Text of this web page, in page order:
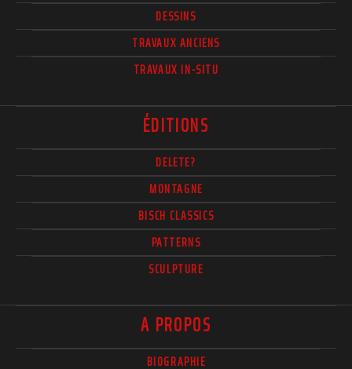
DESSINS
TRAVAUX ANCIENS
TRAVAUX IN-SITU
ÉDITIONS
DELETE?
MONTAGNE
BISCH CLASSICS
PATTERNS
SCULPTURE
A PROPOS
BIOGRAPHIE